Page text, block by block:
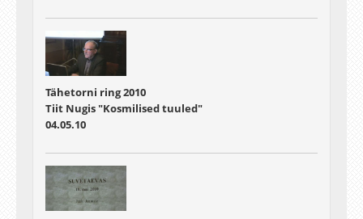
Tähetorni ring 2010
Tiit Nugis "Kosmilised tuuled"
04.05.10